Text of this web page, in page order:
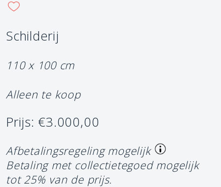
Schilderij
110 x 100 cm
Alleen te koop
Prijs: €3.000,00
Afbetalingsregeling mogelijk
Betaling met collectietegoed mogelijk
tot 25% van de prijs.